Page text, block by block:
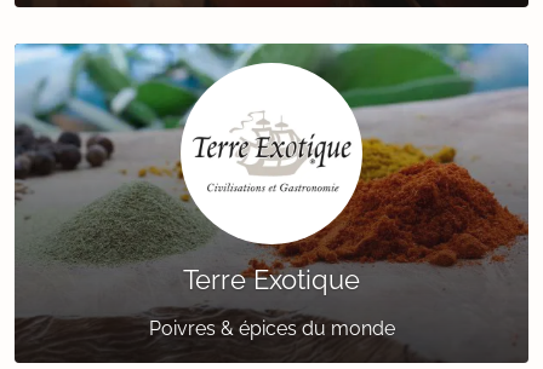
Terre Exotique
Poivres & épices du monde